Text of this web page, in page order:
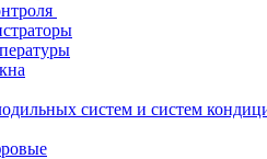
систем и систем